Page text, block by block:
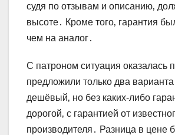
судя по отзывам и описанию‚
высоте․ Кроме того‚ гарантия
чем на аналог․
С патроном ситуация оказалась
предложили только два
дешёвый‚ но без каких-либо
дорогой‚ с гарантией от
производителя․ Разница в цене